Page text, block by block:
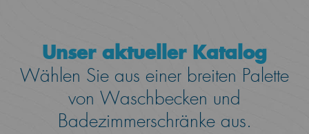
Unser aktueller Katalog
Wählen Sie aus einer breiten Palette
von Waschbecken und
Badezimmerschränke aus.